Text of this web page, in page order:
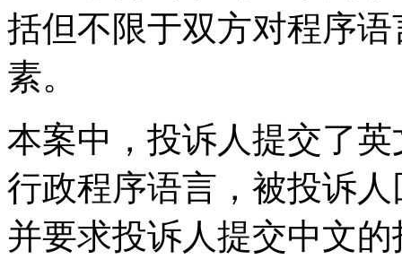
括但不限于双方对程序
素。
本案中，投诉人提交了
行政程序语言，被投诉
并要求投诉人提交中文